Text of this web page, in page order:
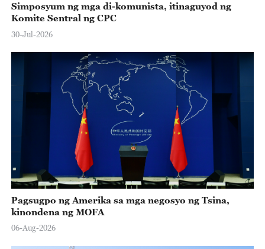
Simposyum ng mga di-komunista, itinaguyod ng
Komite Sentral ng CPC
30-Jul-2026
Pagsugpo ng Amerika sa mga negosyo ng Tsina,
kinondena ng MOFA
06-Aug-2026